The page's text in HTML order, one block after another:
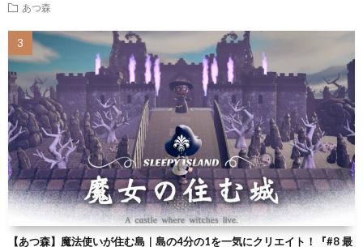
あつ森
【あつ森】魔法使いが住む島｜島の4分の1を一気にクリエイト！『#8 最